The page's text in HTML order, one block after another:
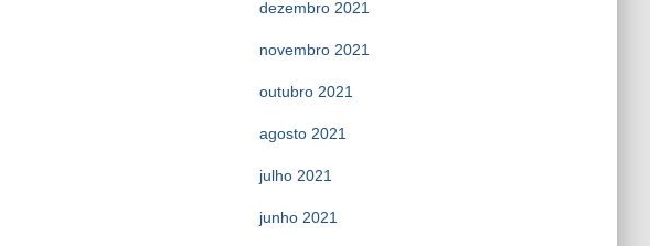
dezembro 2021
novembro 2021
outubro 2021
agosto 2021
julho 2021
junho 2021